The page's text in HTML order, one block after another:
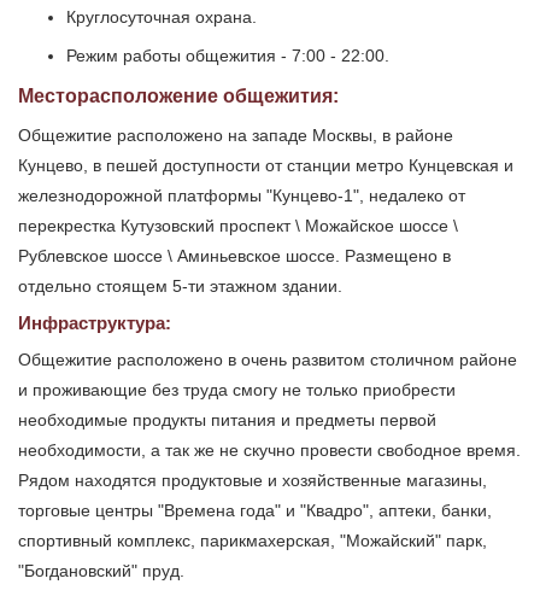
Круглосуточная охрана.
Режим работы общежития - 7:00 - 22:00.
Месторасположение общежития:
Общежитие расположено на западе Москвы, в районе
Кунцево, в пешей доступности от станции метро Кунцевская и
железнодорожной платформы "Кунцево-1", недалеко от
перекрестка Кутузовский проспект \ Можайское шоссе \
Рублевское шоссе \ Аминьевское шоссе. Размещено в
отдельно стоящем 5-ти этажном здании.
Инфраструктура:
Общежитие расположено в очень развитом столичном районе
и проживающие без труда смогу не только приобрести
необходимые продукты питания и предметы первой
необходимости, а так же не скучно провести свободное время.
Рядом находятся продуктовые и хозяйственные магазины,
торговые центры "Времена года" и "Квадро", аптеки, банки,
спортивный комплекс, парикмахерская, "Можайский" парк,
"Богдановский" пруд.